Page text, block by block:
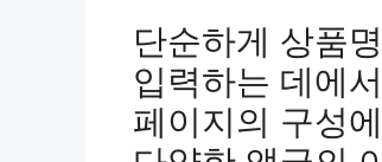
단순하게 상품
입력하는 데에
페이지의 구성